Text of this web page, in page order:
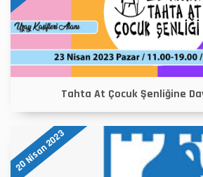
Tahta At Çocuk Şenliğine
20 Nisan 2023